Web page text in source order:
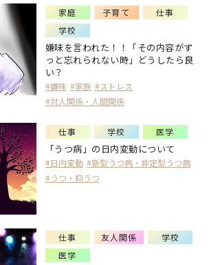
家庭 子育て
仕事
学校
嫌味を言われた！！「その内容がず
っと忘れられない時」どうしたら良
い？
#嫌味 #家族 #ストレス
#対人関係・人間関係
仕事 学校 医学
「うつ病」の日内変動について
#日内変動 #新型うつ病・非定型うつ病
#うつ・抑うつ
仕事 友人関係
学校
医学